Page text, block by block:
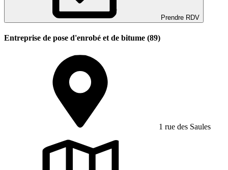
Prendre RDV
Entreprise de pose d'enrobé et de bitume (89)
1 rue des Saules